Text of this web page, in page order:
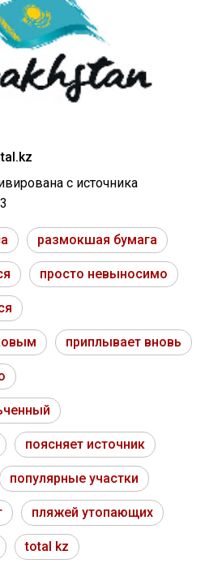
с источника
размокшая бумага
просто невыносимо
приплывает вновь
поясняет источник
популярные участки
пляжей утопающих
total kz